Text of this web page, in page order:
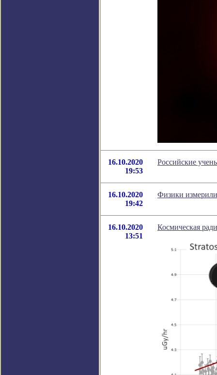
16.10.2020
19:53
Российские
16.10.2020
19:42
Физики
16.10.2020
13:51
Космическая